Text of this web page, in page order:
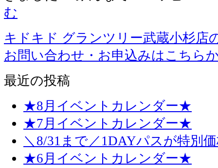
む
キドキド グランツリー武蔵小杉店
お問い合わせ・お申込みはこちら
最近の投稿
★8月イベントカレンダー★
★7月イベントカレンダー★
＼8/31まで／1DAYパスが特別
★6月イベントカレンダー★